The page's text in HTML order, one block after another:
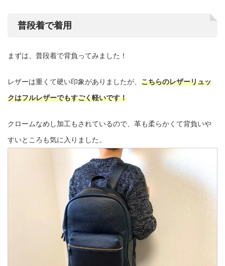
普段着で着用
まずは、普段着で背負ってみました！
レザーは重くて硬い印象がありましたが、 こちらのレザーリュッ
クはフルレザーでもすごく軽いです！
クロームなめし加工もされているので、革も柔らかくて背負いや
すいところも気に入りました。